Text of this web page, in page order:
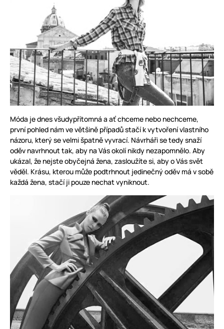
Móda je dnes všudypřítomná a ať chceme nebo nechceme,
první pohled nám ve většině případů stačí k vytvoření vlastního
názoru, který se velmi špatně vyvrací. Návrháři se tedy snaží
oděv navrhnout tak, aby na Vás okolí nikdy nezapomnělo. Aby
ukázal, že nejste obyčejná žena, zasloužíte si, aby o Vás svět
věděl. Krásu, kterou může podtrhnout jedinečný oděv má v sobě
každá žena, stačí ji pouze nechat vyniknout.